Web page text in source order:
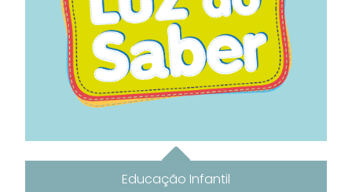
Construir Digital
Educação Infantil